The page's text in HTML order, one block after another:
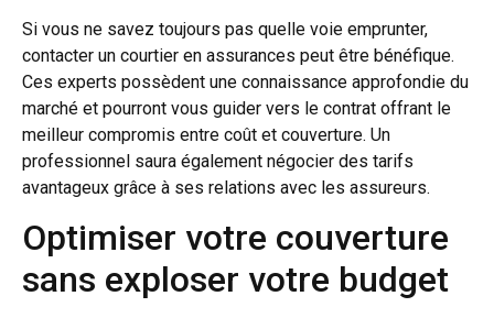
Si vous ne savez toujours pas quelle voie emprunter,
contacter un courtier en assurances peut être bénéfique.
Ces experts possèdent une connaissance approfondie du
marché et pourront vous guider vers le contrat offrant le
meilleur compromis entre coût et couverture. Un
professionnel saura également négocier des tarifs
avantageux grâce à ses relations avec les assureurs.
Optimiser votre couverture
sans exploser votre budget